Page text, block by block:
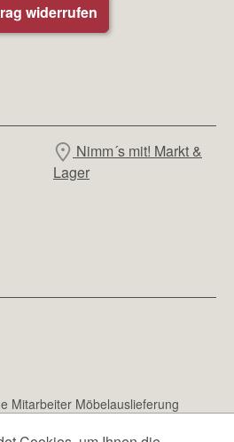
widerrufen
Nimm´s mit! Markt &
Lager
Mitarbeiter Möbelauslieferung